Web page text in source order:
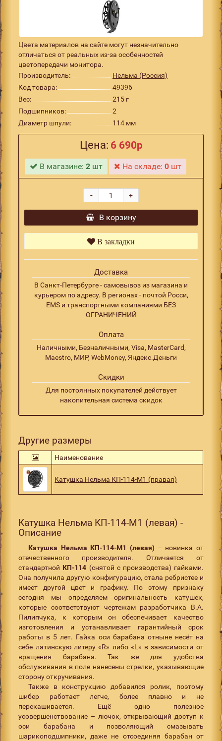
Цвета материалов на сайте могут незначительно
отличаться от реальных из-за особенностей
цветопередачи монитора.
Производитель:
Нельма (Россия)
Код товара:
49396
Вес:
215 г
Подшипников:
2
Диаметр шпули:
114 мм
Цена: 6 690р
В магазине:2 шт На складе:0 шт
+
-
В корзину
В закладки
Доставка
В Санкт-Петербурге - самовывоз из магазина и
курьером по адресу. В регионах - почтой Росси,
EMS и транспортными компаниями БЕЗ
ОГРАНИЧЕНИЙ
Оплата
Наличными, Безналичными, Visa, MasterCard,
Maestro, МИР, WebMoney, Яндекс.Деньги
Скидки
Для постоянных покупателей действует
накопительная система скидок
Другие размеры
Наименование
Катушка Нельма КП-114-М1 (правая)
Катушка Нельма КП-114-М1 (левая) -
Описание
Катушка Нельма КП-114-М1 (левая)– новинка от
отечественного производителя. Отличается от
стандартной КП-114 (снятой с производства) гайками.
Она получила другую конфигурацию, стала ребристее и
имеет другой цвет и графику. По этому признаку
сегодня мы определяем оригинальность катушек,
которые соответствуют чертежам разработчика В.А.
Пилипчука, к которым он обеспечивает качество
изготовления и устанавливает гарантийный срок
работы в 5 лет. Гайка оси барабана отныне несёт на
себе латинскую литеру «R» либо «L» в зависимости от
вращения барабана. Так же для удобства
обслуживания в поле нанесены стрелки, указывающие
сторону откручивания.
Также в конструкцию добавился ролик, поэтому
шибер работает легче, более плавно и не
перекашивается. Ещё одно полезное
усовершенствование – лючок, открывающий доступ к
оси барабана и позволяющий смазывать
шарикоподшипники, даже не отсоединяя барабан от